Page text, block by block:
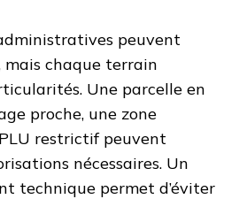
peuvent
mais chaque terrain
Une parcelle en
proche, une zone
restrictif peuvent
nécessaires. Un
technique permet d’éviter